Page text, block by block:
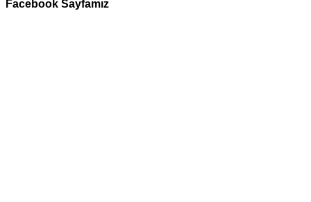
Facebook Sayfamız